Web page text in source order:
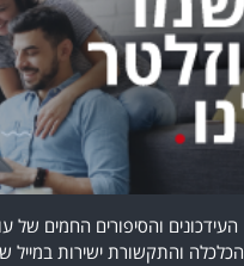
העידכונים והסיפורים החמים של
הכלכלה והתקשורת ישירות במייל